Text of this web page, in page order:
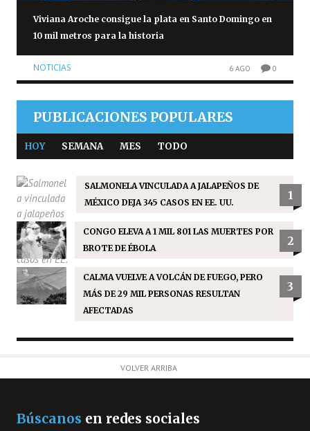
Viviana Aroche consigue la plata en Santo Domingo en
10 mil metros para la historia
NOTICIAS 6 AGO 0
PUBLICACIONES POPULARES
HOY SEMANA MES TODO
SALMONELA VINCULADA A JALAPEÑOS DE
MÉXICO DEJA 345 CASOS EN EE. UU.
1
CONGO ELEVA A 1 MIL 801 LAS MUERTES POR
BROTE DE ÉBOLA
2
CALMA VUELVE A VOLCÁN DE FUEGO, PERO
MÁS DE 29 MIL PERSONAS RESULTAN
AFECTADAS
3
VOLVER ARRIBA
Búscanos en redes sociales